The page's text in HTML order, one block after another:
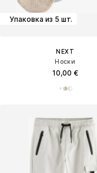
Упаковка из 5 шт.
NEXT
Носки
10,00 €